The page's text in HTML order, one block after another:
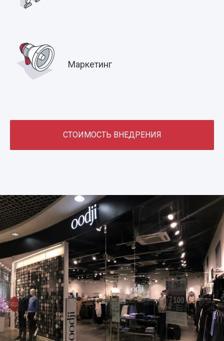
Маркетинг
СТОИМОСТЬ ВНЕДРЕНИЯ